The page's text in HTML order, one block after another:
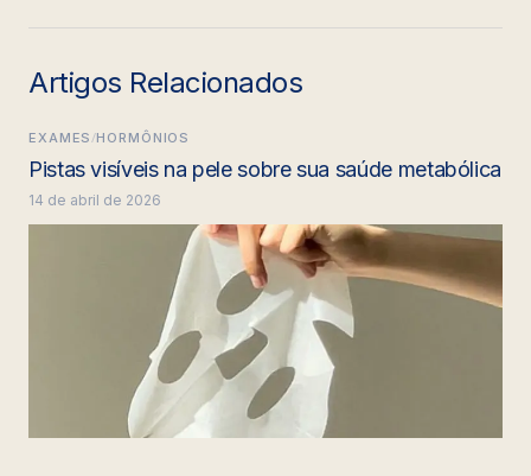
Artigos Relacionados
EXAMES/HORMÔNIOS
Pistas visíveis na pele sobre sua saúde metabólica
14 de abril de 2026